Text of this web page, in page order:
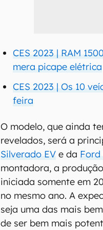
CES 2023 | RAM
mera picape elétrica
CES 2023 | Os 10
feira
O modelo, que ainda
revelados, será a
Silverado EV e da Ford
montadora, a
iniciada somente em
no mesmo ano. A
seja uma das mais
de ser bem mais